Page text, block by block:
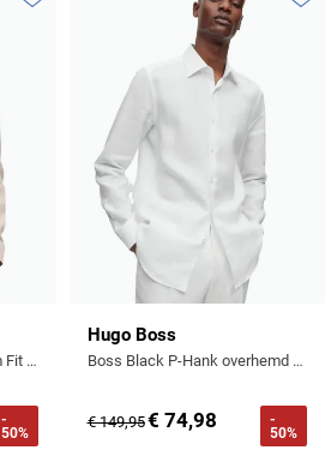
BOSS overhemd beige Slim Fit Pure Linen gemêleerd
-
50%
Toevoegen aan favorieten
Hugo Boss
Boss Black P-Hank overhemd wit effen slim fit
€ 149,95€ 74,98
-
50%